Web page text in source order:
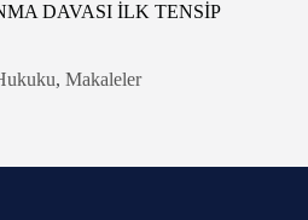
DAVASI İLK TENSİP
, Makaleler